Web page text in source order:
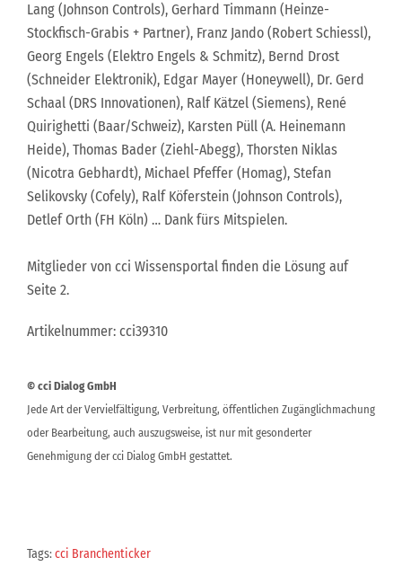
Lang (Johnson Controls), Gerhard Timmann (Heinze-
Stockfisch-Grabis + Partner), Franz Jando (Robert Schiessl),
Georg Engels (Elektro Engels & Schmitz), Bernd Drost
(Schneider Elektronik), Edgar Mayer (Honeywell), Dr. Gerd
Schaal (DRS Innovationen), Ralf Kätzel (Siemens), René
Quirighetti (Baar/Schweiz), Karsten Püll (A. Heinemann
Heide), Thomas Bader (Ziehl-Abegg), Thorsten Niklas
(Nicotra Gebhardt), Michael Pfeffer (Homag), Stefan
Selikovsky (Cofely), Ralf Köferstein (Johnson Controls),
Detlef Orth (FH Köln) … Dank fürs Mitspielen.
Mitglieder von cci Wissensportal finden die Lösung auf
Seite 2.
Artikelnummer: cci39310
© cci Dialog GmbH
Jede Art der Vervielfältigung, Verbreitung, öffentlichen Zugänglichmachung
oder Bearbeitung, auch auszugsweise, ist nur mit gesonderter
Genehmigung der cci Dialog GmbH gestattet.
Tags:cci Branchenticker